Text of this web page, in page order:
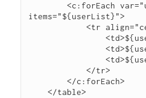
        <c:forEach var="users"
items="${userList}">
            <tr align="center">
                <td>${users.username }</td>
                <td>${users.password }</td>
                <td>${users.age }</td>
            </tr>
        </c:forEach>
    </table>